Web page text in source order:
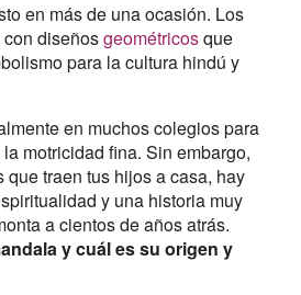
en más de una ocasión. Los
diseñosgeométricosque
para la cultura hindú y
en muchos colegios para
motricidad fina. Sin embargo,
traen tus hijos a casa, hay
y una historia muy
a cientos de años atrás.
y cuál es su origen y